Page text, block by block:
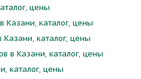
цены
Казани, каталог, цены
Казани, каталог, цены
в Казани, каталог, цены
каталог, цены